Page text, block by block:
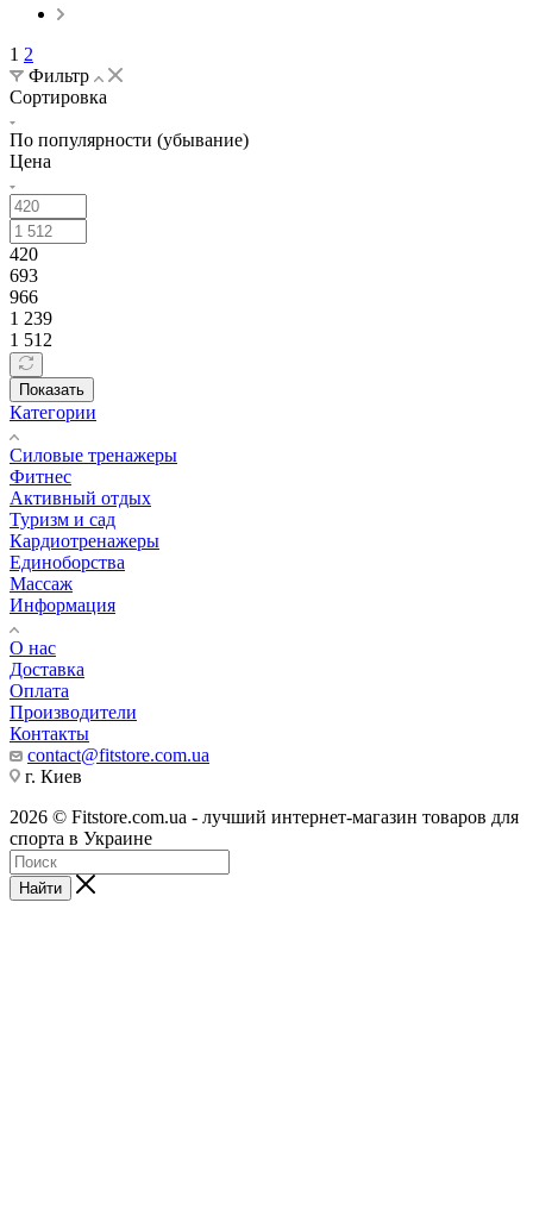
1 2
Фильтр
Сортировка
По популярности (убывание)
Цена
420
693
966
1 239
1 512
Показать
Категории
Силовые тренажеры
Фитнес
Активный отдых
Туризм и сад
Кардиотренажеры
Единоборства
Массаж
Информация
О нас
Доставка
Оплата
Производители
Контакты
contact@fitstore.com.ua
г. Киев
2026 © Fitstore.com.ua - лучший интернет-магазин товаров для
спорта в Украине
Найти